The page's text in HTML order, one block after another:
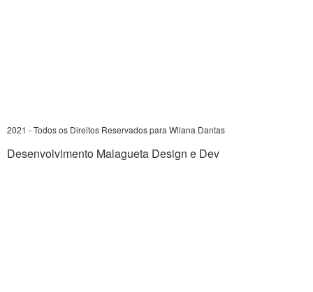
2021 - Todos os Direitos Reservados para Wllana Dantas
Desenvolvimento Malagueta Design e Dev